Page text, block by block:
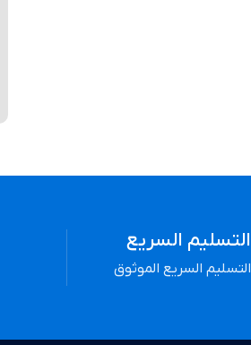
التسليم السريع
التسليم السريع الموثوق